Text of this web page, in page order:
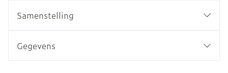
Samenstelling
Gegevens